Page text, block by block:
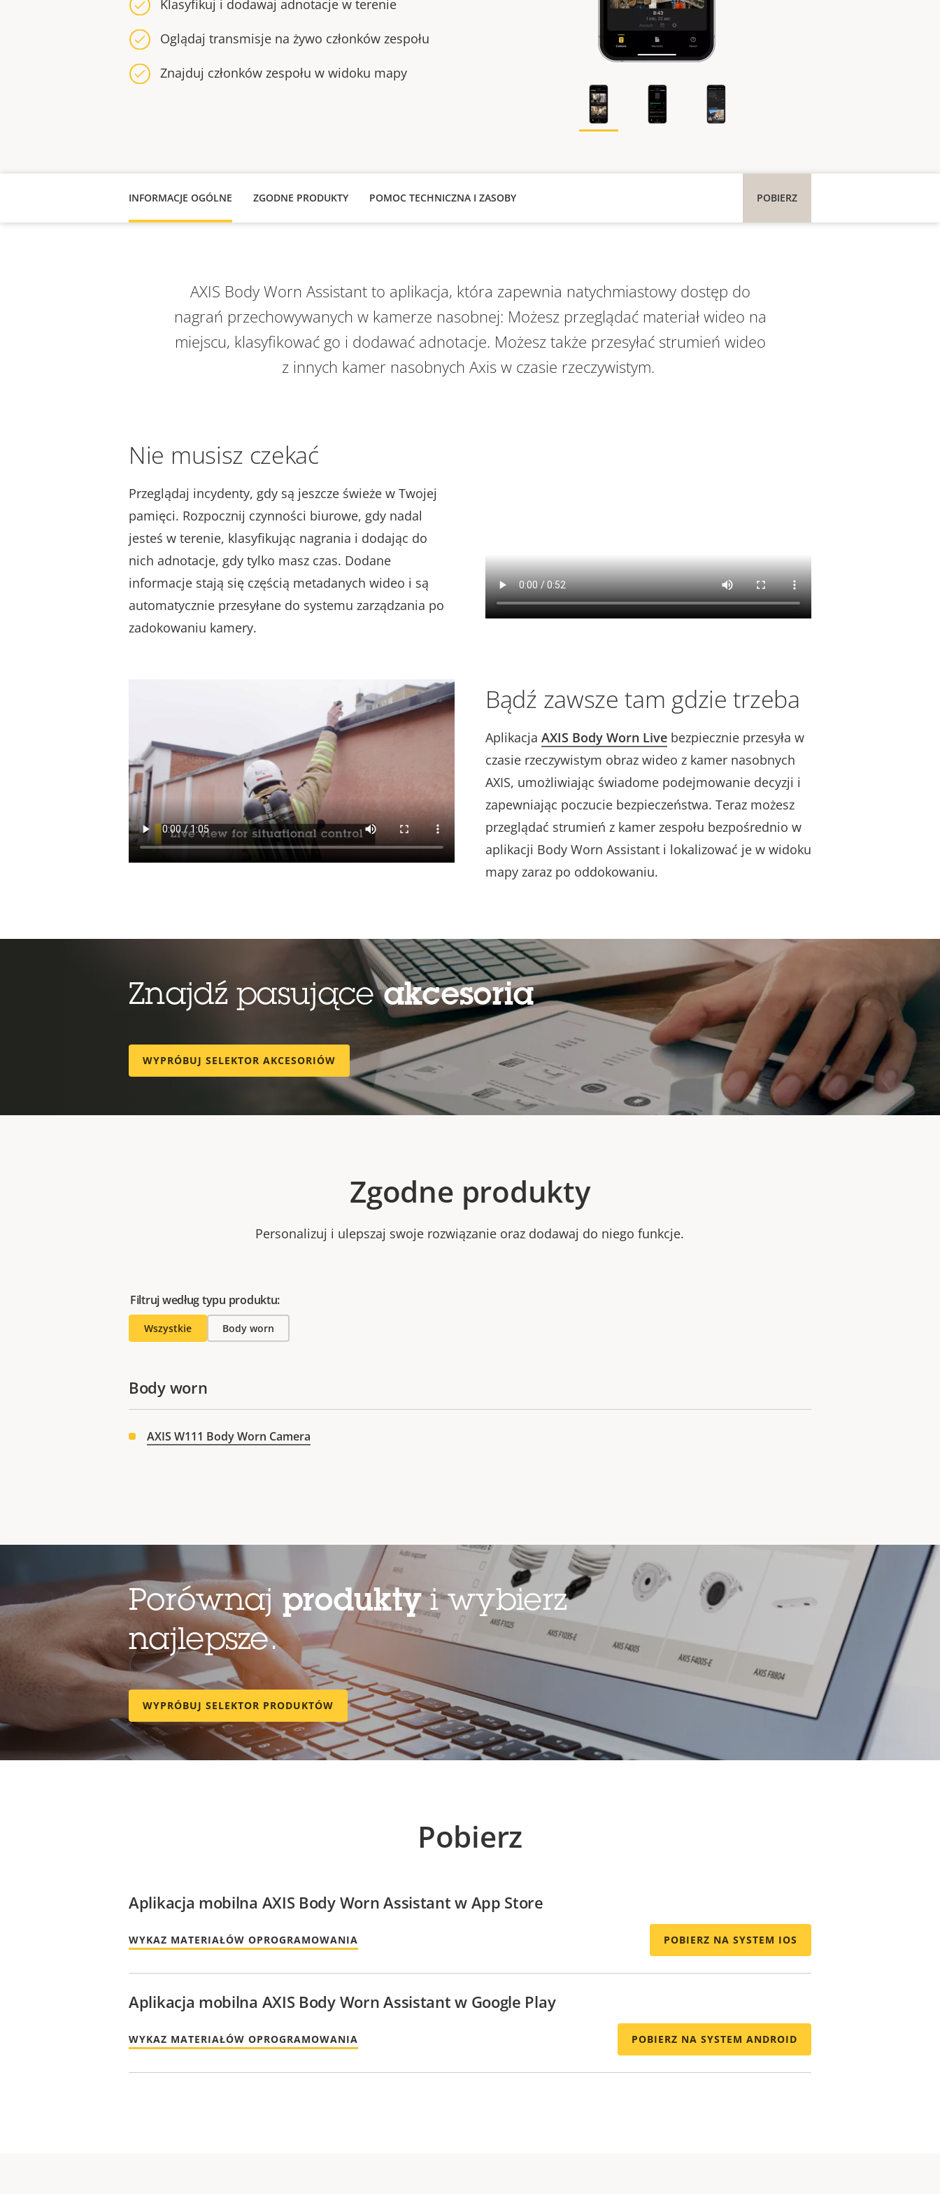
Klasyfikuj i dodawaj adnotacje w terenie
Oglądaj transmisje na żywo członków zespołu
Znajduj członków zespołu w widoku mapy
INFORMACJE OGÓLNE ZGODNE PRODUKTY POBIERZ
POMOC TECHNICZNA I ZASOBY
AXIS Body Worn Assistant to aplikacja, która zapewnia natychmiastowy dostęp do
nagrań przechowywanych w kamerze nasobnej: Możesz przeglądać materiał wideo na
miejscu, klasyfikować go i dodawać adnotacje. Możesz także przesyłać strumień wideo
z innych kamer nasobnych Axis w czasie rzeczywistym.
Nie musisz czekać
Przeglądaj incydenty, gdy są jeszcze świeże w Twojej
pamięci. Rozpocznij czynności biurowe, gdy nadal
jesteś w terenie, klasyfikując nagrania i dodając do
nich adnotacje, gdy tylko masz czas. Dodane
informacje stają się częścią metadanych wideo i są
automatycznie przesyłane do systemu zarządzania po
zadokowaniu kamery.
Bądź zawsze tam gdzie trzeba
Aplikacja AXIS Body Worn Live bezpiecznie przesyła w
czasie rzeczywistym obraz wideo z kamer nasobnych
AXIS, umożliwiając świadome podejmowanie decyzji i
zapewniając poczucie bezpieczeństwa. Teraz możesz
przeglądać strumień z kamer zespołu bezpośrednio w
aplikacji Body Worn Assistant i lokalizować je w widoku
mapy zaraz po oddokowaniu.
Znajdź pasująceakcesoria
WYPRÓBUJ SELEKTOR AKCESORIÓW
Zgodne produkty
Personalizuj i ulepszaj swoje rozwiązanie oraz dodawaj do niego funkcje.
Filtruj według typu produktu:
Wszystkie Body worn
Body worn
AXIS W111 Body Worn Camera
Porównaj produktyi wybierz
najlepsze.
WYPRÓBUJ SELEKTOR PRODUKTÓW
Pobierz
Aplikacja mobilna AXIS Body Worn Assistant w App Store
WYKAZ MATERIAŁÓW OPROGRAMOWANIA POBIERZ NA SYSTEM IOS
Aplikacja mobilna AXIS Body Worn Assistant w Google Play
WYKAZ MATERIAŁÓW OPROGRAMOWANIA POBIERZ NA SYSTEM ANDROID